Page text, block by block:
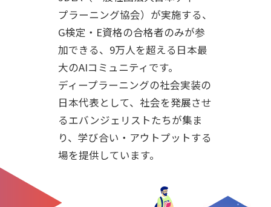
プラーニング協会）が実施する、
G検定・E資格の合格者のみが参
加できる、9万人を超える日本最
大のAIコミュニティです。
ディープラーニングの社会実装の
日本代表として、社会を発展させ
るエバンジェリストたちが集ま
り、学び合い・アウトプットする
場を提供しています。